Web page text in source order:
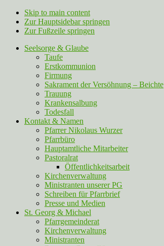
Skip to main content
Zur Hauptsidebar springen
Zur Fußzeile springen
Seelsorge & Glaube
Taufe
Erstkommunion
Firmung
Sakrament der Versöhnung – Beichte
Trauung
Krankensalbung
Todesfall
Kontakt & Namen
Pfarrer Nikolaus Wurzer
Pfarrbüro
Hauptamtliche Mitarbeiter
Pastoralrat
Öffentlichkeitsarbeit
Kirchenverwaltung
Ministranten unserer PG
Schreiben für Pfarrbrief
Presse und Medien
St. Georg & Michael
Pfarrgemeinderat
Kirchenverwaltung
Ministranten